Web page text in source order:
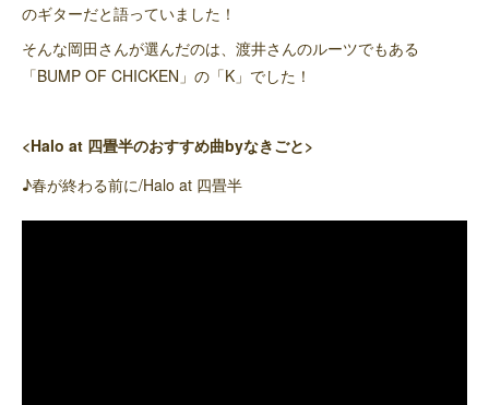
のギターだと語っていました！
そんな岡田さんが選んだのは、渡井さんのルーツでもある
「BUMP OF CHICKEN」の「K」でした！
<Halo at 四畳半のおすすめ曲byなきごと>
♪春が終わる前に/Halo at 四畳半